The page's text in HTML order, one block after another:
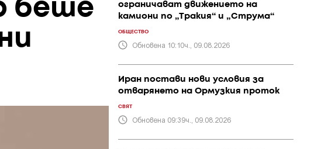
беше
ограничават движението на
камиони по „Тракия“ и „Струма“
ОБЩЕСТВО
Обновена 10:10ч., 09.08.2026
Иран постави нови условия за
отварянето на Ормузкия проток
СВЯТ
Обновена 09:39ч., 09.08.2026